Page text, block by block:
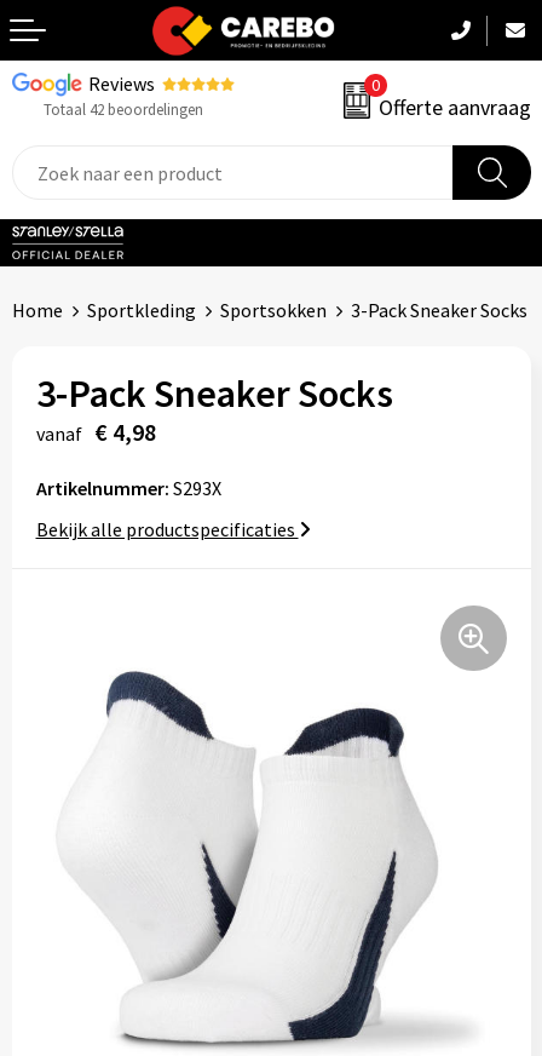
Reviews
Totaal 42 beoordelingen
0
Offerte aanvraag
Terug
Sportkleding
PBM
Caps, Mutsen & Sjaals
Handdoeken & Dekens
Stickers
Home Sportkleding Sportsokken 3-Pack Sneaker Socks
3-Pack Sneaker Socks
vanaf € 4,98
Artikelnummer: S293X
Bekijk alle productspecificaties